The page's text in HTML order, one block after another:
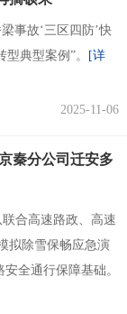
事故‘三区四防’快
典型案例”。
[详
2025-11-06
秦分公司迁安多
合高速路政、高速
拟除雪保畅应急演
全通行保障基础。